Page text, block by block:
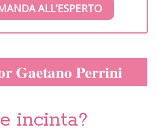
ALL’ESPERTO
Gaetano Perrini
incinta?